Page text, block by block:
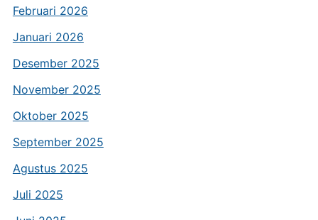
Februari 2026
Januari 2026
Desember 2025
November 2025
Oktober 2025
September 2025
Agustus 2025
Juli 2025